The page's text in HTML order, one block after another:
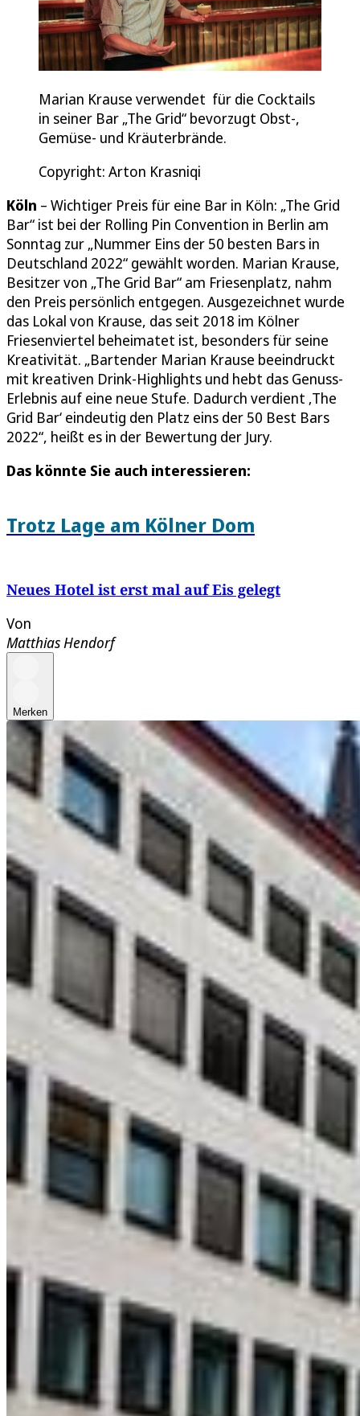
Marian Krause verwendet für die Cocktails
in seiner Bar „The Grid“ bevorzugt Obst-,
Gemüse- und Kräuterbrände.
Copyright: Arton Krasniqi
Köln – Wichtiger Preis für eine Bar in Köln: „The Grid
Bar“ ist bei der Rolling Pin Convention in Berlin am
Sonntag zur „Nummer Eins der 50 besten Bars in
Deutschland 2022“ gewählt worden. Marian Krause,
Besitzer von „The Grid Bar“ am Friesenplatz, nahm
den Preis persönlich entgegen. Ausgezeichnet wurde
das Lokal von Krause, das seit 2018 im Kölner
Friesenviertel beheimatet ist, besonders für seine
Kreativität. „Bartender Marian Krause beeindruckt
mit kreativen Drink-Highlights und hebt das Genuss-
Erlebnis auf eine neue Stufe. Dadurch verdient ‚The
Grid Bar‘ eindeutig den Platz eins der 50 Best Bars
2022“, heißt es in der Bewertung der Jury.
Das könnte Sie auch interessieren:
Trotz Lage am Kölner Dom
Neues Hotel ist erst mal auf Eis gelegt
Von
Matthias Hendorf
Merken